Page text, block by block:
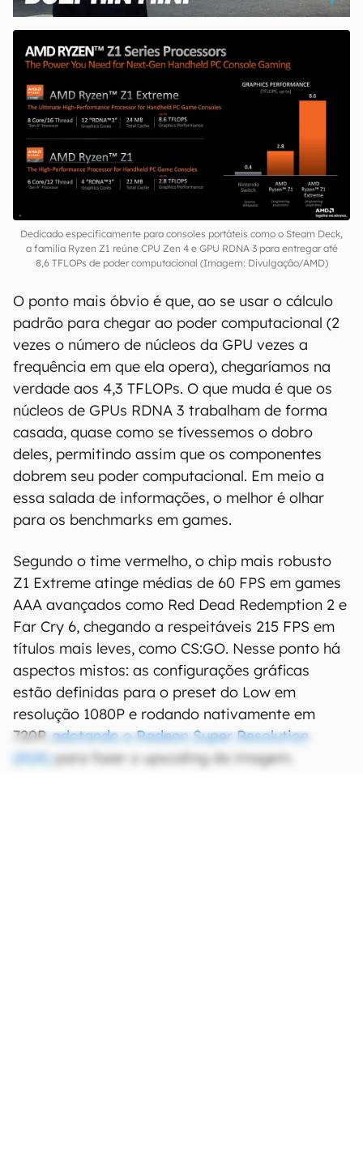
00:00/04:07
Dedicado especificamente para consoles portáteis como o Steam Deck,
a família Ryzen Z1 reúne CPU Zen 4 e GPU RDNA 3 para entregar até
8,6 TFLOPs de poder computacional (Imagem: Divulgação/AMD)
O ponto mais óbvio é que, ao se usar o cálculo
padrão para chegar ao poder computacional (2
vezes o número de núcleos da GPU vezes a
frequência em que ela opera), chegaríamos na
verdade aos 4,3 TFLOPs. O que muda é que os
núcleos de GPUs RDNA 3 trabalham de forma
casada, quase como se tívessemos o dobro
deles, permitindo assim que os componentes
dobrem seu poder computacional. Em meio a
essa salada de informações, o melhor é olhar
para os benchmarks em games.
Segundo o time vermelho, o chip mais robusto
Z1 Extreme atinge médias de 60 FPS em games
AAA avançados como Red Dead Redemption 2 e
Far Cry 6, chegando a respeitáveis 215 FPS em
títulos mais leves, como CS:GO. Nesse ponto há
aspectos mistos: as configurações gráficas
estão definidas para o preset do Low em
resolução 1080P e rodando nativamente em
720P,adotando o Radeon Super Resolution
(RSR)para fazer o upscaling da imagem.